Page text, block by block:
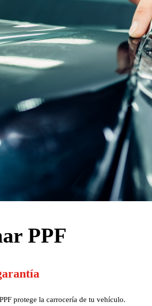
PPF
protege la carrocería de tu vehículo.